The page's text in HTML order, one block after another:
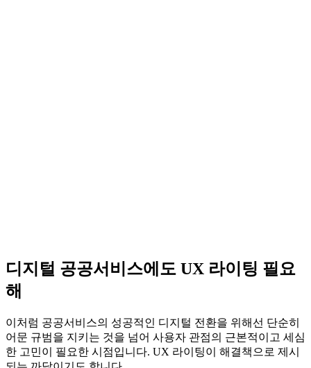
디지털 공공서비스에도 UX 라이팅 필요
해
이처럼 공공서비스의 성공적인 디지털 전환을 위해선 단순히
어문 규범을 지키는 것을 넘어 사용자 관점의 근본적이고 세심
한 고민이 필요한 시점입니다. UX 라이팅이 해결책으로 제시